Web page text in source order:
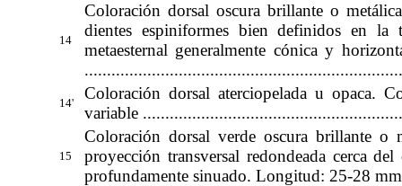
14
Coloración dorsal oscura brillante o
dientes espiniformes bien definidos en
metaesternal generalmente cónica y
14'
Coloración dorsal aterciopelada u opaca.
variable
15
Coloración dorsal verde oscura brillante o
proyección transversal redondeada cerca
profundamente sinuado. Longitud: 25-28